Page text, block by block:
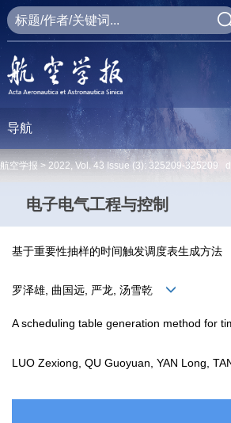
导航
航空学报 > 2022, Vol. 43 Issue (3): 325209-325209
电子电气工程与控制
基于重要性抽样的时间触发调度表生成方法
罗泽雄, 曲国远, 严龙, 汤雪乾
A scheduling table generation method for
LUO Zexiong, QU Guoyuan, YAN Long,